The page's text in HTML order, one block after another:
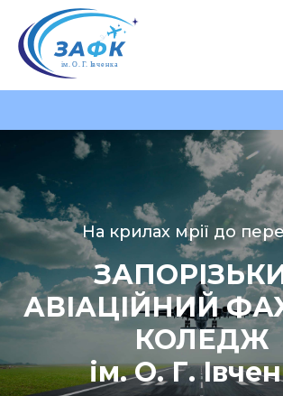
На крилах мрії до
АВІАЦІЙНИЙ
КОЛЕДЖ
ім. О. Г.